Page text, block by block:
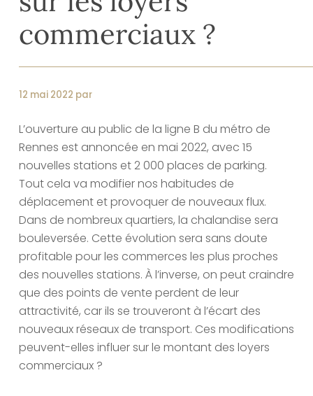
commerciaux ?
12 mai 2022 par
L’ouverture au public de la ligne B du métro de
Rennes est annoncée en mai 2022, avec 15
nouvelles stations et 2 000 places de parking.
Tout cela va modifier nos habitudes de
déplacement et provoquer de nouveaux flux.
Dans de nombreux quartiers, la chalandise sera
bouleversée. Cette évolution sera sans doute
profitable pour les commerces les plus proches
des nouvelles stations. À l’inverse, on peut craindre
que des points de vente perdent de leur
attractivité, car ils se trouveront à l’écart des
nouveaux réseaux de transport. Ces modifications
peuvent-elles influer sur le montant des loyers
commerciaux ?